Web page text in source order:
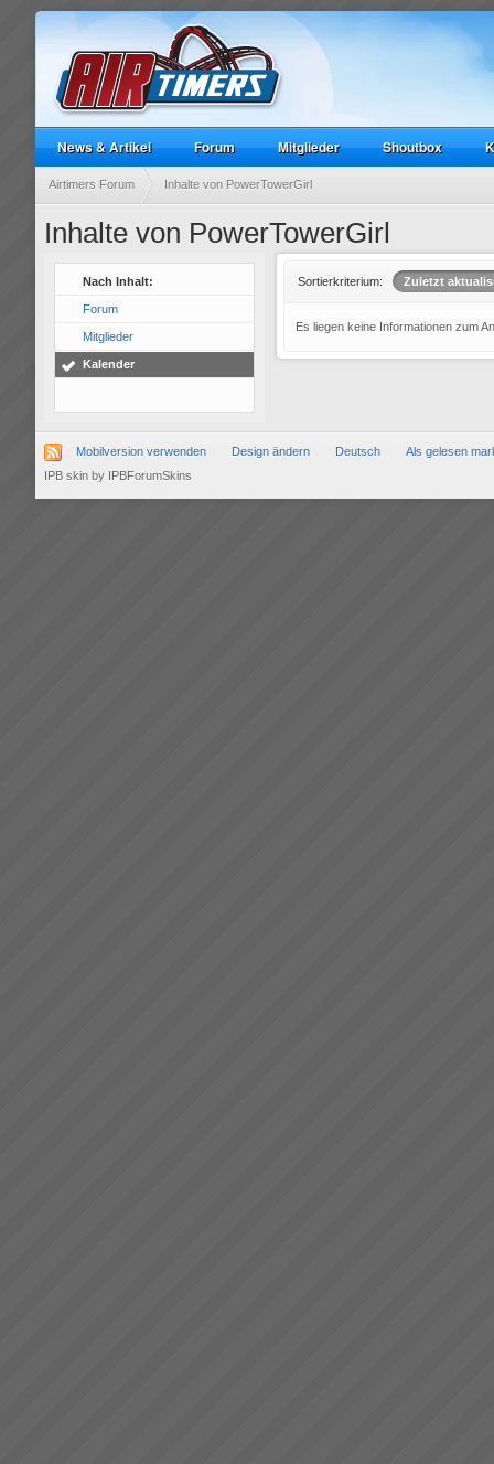
News & Artikel Forum Mitglieder Shoutbox
Airtimers Forum Inhalte von PowerTowerGirl
Inhalte von PowerTowerGirl
Nach Inhalt:
Forum
Mitglieder
Kalender
Sortierkriterium: Zuletzt
Es liegen keine Informationen zum
Mobilversion verwenden Design ändern Deutsch
Als gelesen
IPB skin by IPBForumSkins